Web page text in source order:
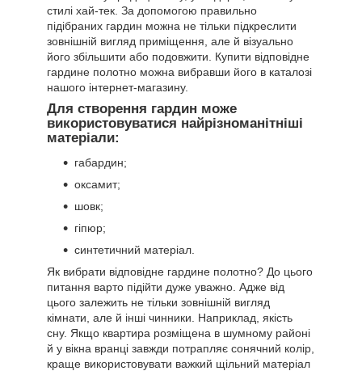
стилі хай-тек. За допомогою правильно
підібраних гардин можна не тільки підкреслити
зовнішній вигляд приміщення, але й візуально
його збільшити або подовжити. Купити відповідне
гардине полотно можна вибравши його в каталозі
нашого інтернет-магазину.
Для створення гардин може
використовуватися найрізноманітніші
матеріали:
габардин;
оксамит;
шовк;
гіпюр;
синтетичний матеріал.
Як вибрати відповідне гардине полотно? До цього
питання варто підійти дуже уважно. Адже від
цього залежить не тільки зовнішній вигляд
кімнати, але й інші чинники. Наприклад, якість
сну. Якщо квартира розміщена в шумному районі
й у вікна вранці завжди потрапляє сонячний колір,
краще використовувати важкий щільний матеріал